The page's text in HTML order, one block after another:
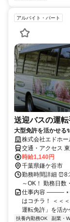
アルバイト・パート
送迎バスの運転
大型免許を活かせる
株式会社エドホ
交通・アクセス
車通勤OK
時給1,140円
千葉県鎌ケ谷市
勤務時間詳細
～OK！ 勤務日
仕事内容 ―――
はコチラ！ ＜＜
運転免許」を活か
扶養内勤務OK 副業・